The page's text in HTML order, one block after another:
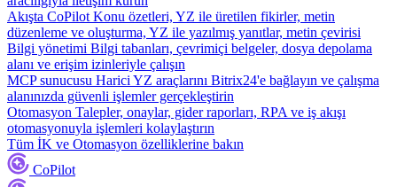
Akışta CoPilot Konu özetleri, YZ ile üretilen fikirler, metin
düzenleme ve oluşturma, YZ ile yazılmış yanıtlar, metin çevirisi
Bilgi yönetimi Bilgi tabanları, çevrimiçi belgeler, dosya depolama
alanı ve erişim izinleriyle çalışın
MCP sunucusu Harici YZ araçlarını Bitrix24'e bağlayın ve çalışma
alanınızda güvenli işlemler gerçekleştirin
Otomasyon Talepler, onaylar, gider raporları, RPA ve iş akışı
otomasyonuyla işlemleri kolaylaştırın
Tüm İK ve Otomasyon özelliklerine bakın
CoPilot